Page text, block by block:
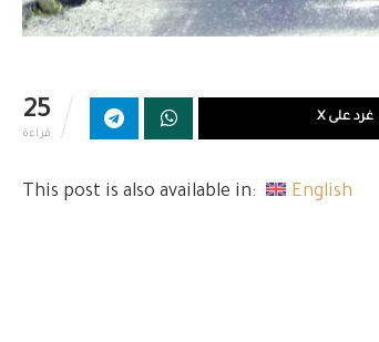
25
قراءة
غرد على X
This post is also available in: English